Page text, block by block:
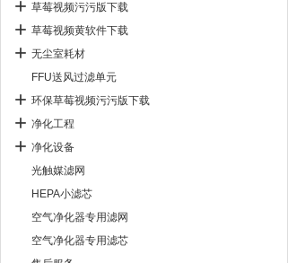
草莓视频污污版下载
草莓视频黄软件下载
无尘室耗材
FFU送风过滤单元
环保草莓视频污污版下载
净化工程
净化设备
光触媒滤网
HEPA小滤芯
空气净化器专用滤网
空气净化器专用滤芯